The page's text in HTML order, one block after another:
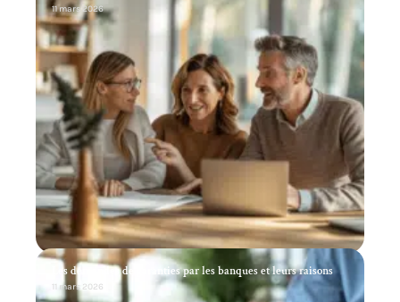
11 mars 2026
Les demandes de garanties par les banques et leurs raisons
11 mars 2026